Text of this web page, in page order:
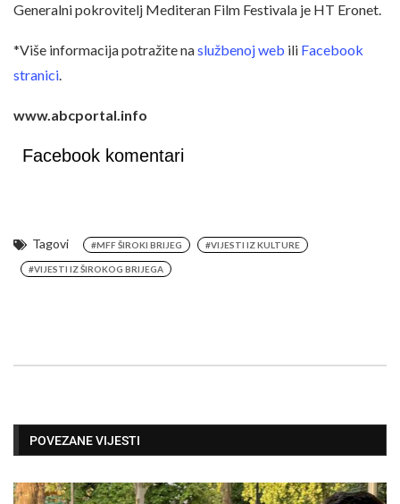
Generalni pokrovitelj Mediteran Film Festivala je HT Eronet.
*Više informacija potražite naslužbenoj web ili Facebook
stranici.
www.abcportal.info
Facebook komentari
Tagovi #MFF ŠIROKI BRIJEG #VIJESTI IZ KULTURE
#VIJESTI IZ ŠIROKOG BRIJEGA
POVEZANE VIJESTI